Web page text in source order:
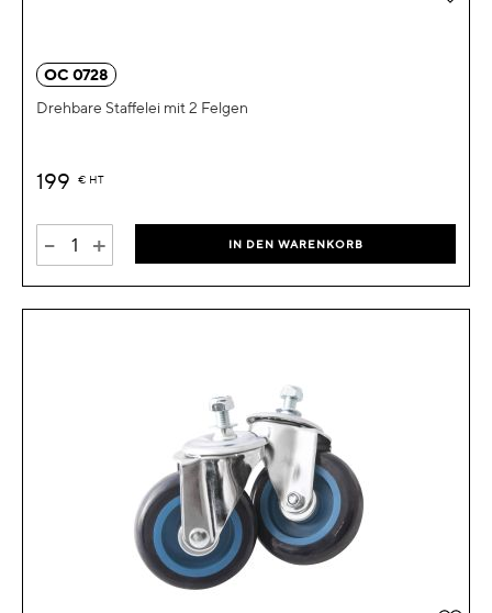
OC 0728
Drehbare Staffelei mit 2 Felgen
199 € HT
- + IN DEN WARENKORB